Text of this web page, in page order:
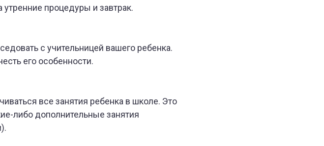
процедуры и завтрак.
с учительницей вашего ребенка.
его особенности.
все занятия ребенка в школе. Это
либо дополнительные занятия